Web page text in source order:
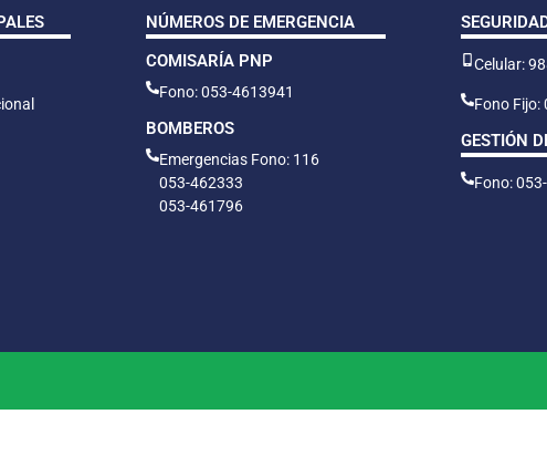
NÚMEROS DE EMERGENCIA
COMISARÍA PNP
Fono: 053-4613941
BOMBEROS
Emergencias Fono: 116
053-462333
053-461796
Celular:
Fono Fijo:
GESTIÓN
Fono: